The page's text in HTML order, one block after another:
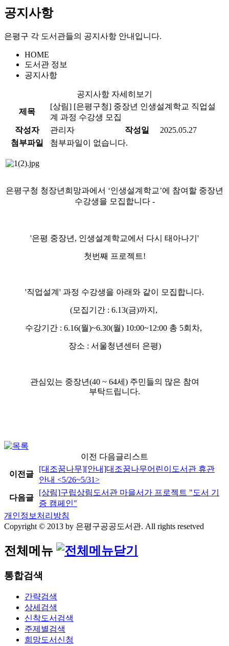
공지사항
은평구 각 도서관들의 공지사항 안내입니다.
HOME
도서관 정보
공지사항
공지사항 자세히보기
제목
[상림] [은평구청] 중장년 인생설계학교 직업설
계 과정 수강생 모집
작성자
관리자 작성일
2025.05.27
첨부파일
첨부파일이 없습니다.
은평구청 청장년희망과에서 ‘인생설계학교’에 참여할 중장년
수강생을 모집합니다 -
'은평 중장년 , 인생설계학교에서 다시 태아나기 '
첫번째 프로젝트!
'직업설계 ' 과정 수강생을 아래와 같이 모집합니다.
(모집기간 : 6.13(금)까지,
수강기간 : 6.16(월)~6.30(월) 10:00~12:00 총 5회차,
장소 : 서울청년센터 은평)
관심있는 중장년(40 ~ 64세 ) 주민들의 많은 참여
부탁드립니다.
이전 다음글리스트
이전글
[대조꿈나무][안내]대조꿈나무어린이도서관 휴관
안내 <5/26~5/31>
다음글
[상림]구립상림도서관 마을서가 프로젝트 "도서 기
증 캠페인"
개인정보처리방침
Copyright © 2013 by 은평구공공도서관. All rights resetved
전체메뉴
통합검색
간략검색
상세검색
신착도서검색
주제별검색
희망도서신청